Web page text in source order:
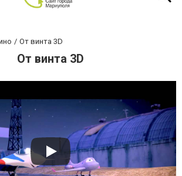
От винта 3D
От винта 3D